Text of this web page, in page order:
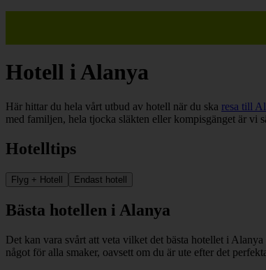
Hotell i Alanya
Här hittar du hela vårt utbud av hotell när du ska resa till
med familjen, hela tjocka släkten eller kompisgänget är vi
Hotelltips
Flyg + Hotell Endast hotell
Bästa hotellen i Alanya
Det kan vara svårt att veta vilket det bästa hotellet i
något för alla smaker, oavsett om du är ute efter det